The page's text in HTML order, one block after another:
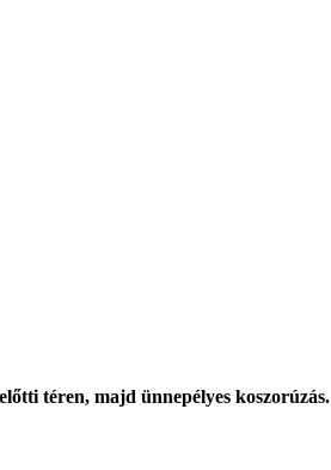
téren, majd ünnepélyes koszorúzás.